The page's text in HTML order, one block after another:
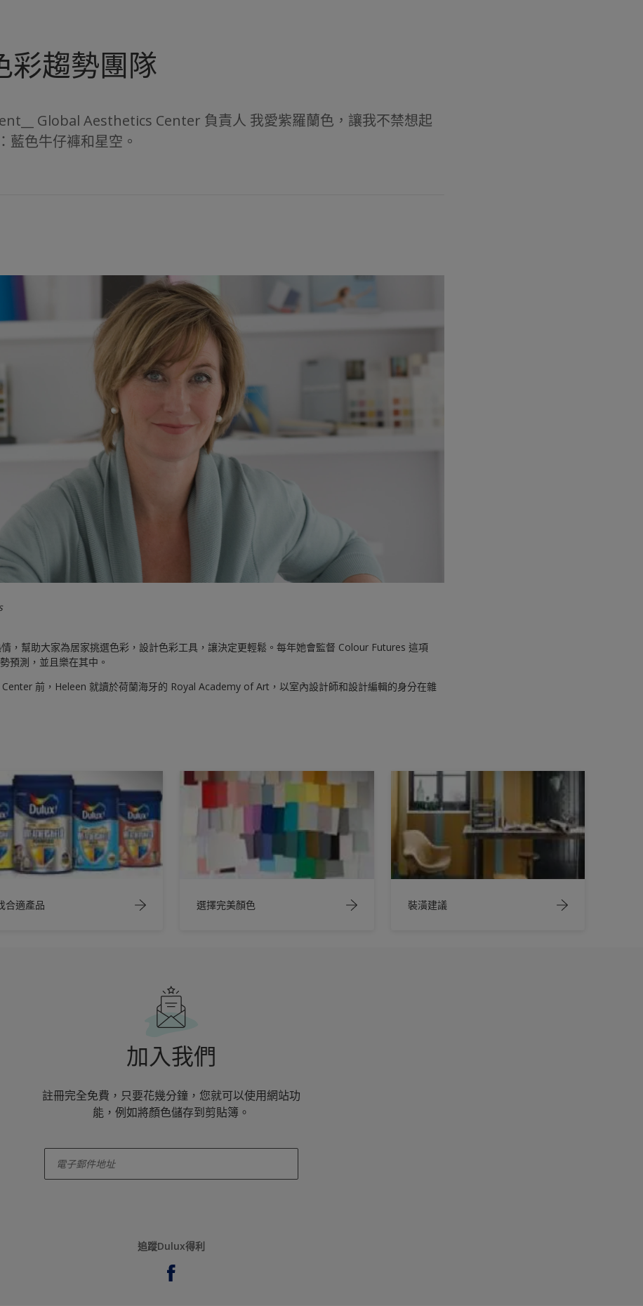
彩趨勢團隊
Global Aesthetics Center 負責人 我愛紫羅蘭色，讓我不禁想起
藍色牛仔褲和星空。
，幫助大家為居家挑選色彩，設計色彩工具，讓決定更輕鬆。每年她會監督 Colour Futures 這項
預測，並且樂在其中。
前，Heleen 就讀於荷蘭海牙的 Royal Academy of Art，以室內設計師和設計編輯的身分在雜
合適產品 選擇完美顏色 裝潢建議
加入我們
註冊完全免費，只要花幾分鐘，您就可以使用網站功
能，例如將顏色儲存到剪貼簿。
追蹤Dulux得利